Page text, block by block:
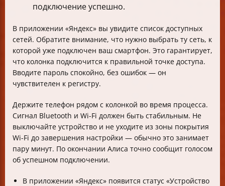
подключение успешно.
В приложении «Яндекс» вы увидите список доступных
сетей. Обратите внимание, что нужно выбрать ту сеть, к
которой уже подключен ваш смартфон. Это гарантирует,
что колонка подключится к правильной точке доступа.
Вводите пароль спокойно, без ошибок — он
чувствителен к регистру.
Держите телефон рядом с колонкой во время процесса.
Сигнал Bluetooth и Wi-Fi должен быть стабильным. Не
выключайте устройство и не уходите из зоны покрытия
Wi-Fi до завершения настройки — обычно это занимает
пару минут. По окончании Алиса точно сообщит голосом
об успешном подключении.
В приложении «Яндекс» появится статус «Устройство